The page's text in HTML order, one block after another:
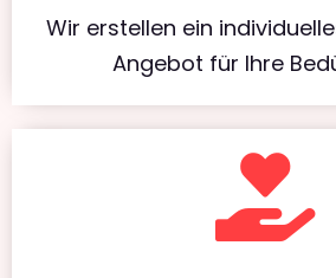
Wir erstellen ein
Angebot für Ihre